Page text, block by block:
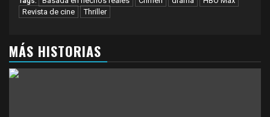
Revista de cine
Thriller
MÁS HISTORIAS